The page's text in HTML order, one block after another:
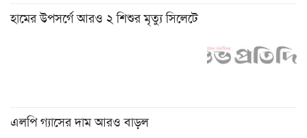
হামের উপসর্গে আরও ২ শিশুর মৃত্যু সিলেটে
এলপি গ্যাসের দাম আরও বাড়ল